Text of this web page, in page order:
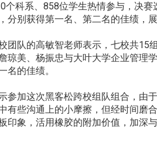
个科系、858位学生热情参与，决
分别获得第一名、第二名的佳绩，
团队的高敏智老师表示，七校共15
琼美、杨振忠与大叶大学企业管理
名的佳绩。
参加这次黑客松跨校组队组合，由
有些沟通上的小摩擦，但经时间磨
印象，活用橡胶的附加价值，加深